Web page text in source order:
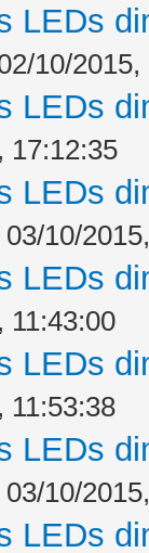
LEDs
10/2015,
LEDs
17:12:35
LEDs
03/10/
LEDs
11:43:00
LEDs
11:53:38
LEDs
03/10/
LEDs